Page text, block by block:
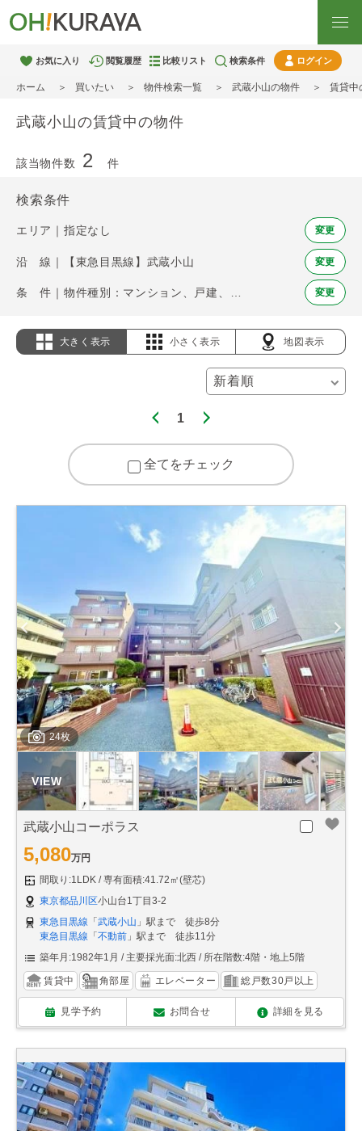
お気に入り 閲覧履歴 比較リスト 検索条件 ログイン
ホーム 買いたい 物件検索一覧 武蔵小山の物件 賃貸中
武蔵小山の賃貸中の物件
該当物件数 2 件
検索条件
エリア｜指定なし 変更
沿 線｜【東急目黒線】武蔵小山 変更
変更
大きく表示 小さく表示 地図表示
1
全てをチェック
24枚
武蔵小山コーポラス
5,080万円
間取り:1LDK
専有面積:41.72㎡(壁芯)
東京都品川区小山台1丁目3-2
東急目黒線 「 武蔵小山 」駅まで 徒歩8分
東急目黒線 「 不動前 」駅まで 徒歩11分
築年月:1982年1月
主要採光面:北西 所在階数:4階・地上5階
賃貸中 角部屋 エレベーター 総戸数30戸以上
見学予約 お問合せ 詳細を見る